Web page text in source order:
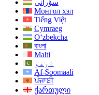
سۆرانی
Монгол хэл
Tiếng Việt
Cymraeg
O‘zbekcha
বাংলা
Malti
اردو
Af-Soomaali
ਪੰਜਾਬੀ
ქართული